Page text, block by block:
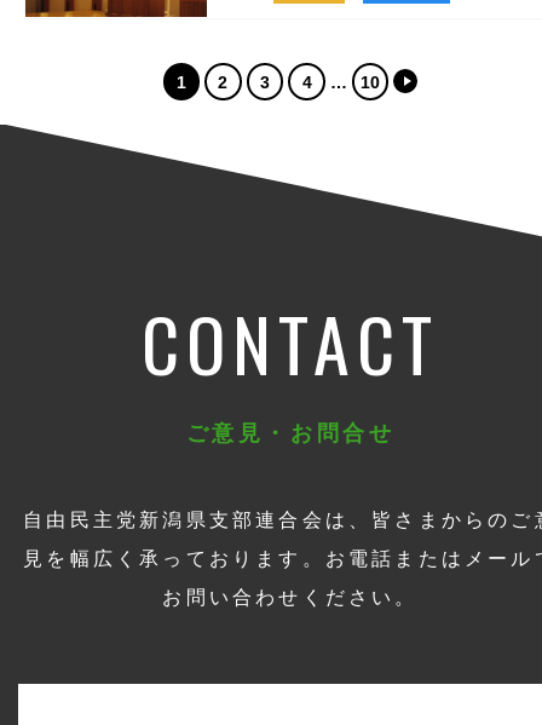
1 2 3 4 10
CONTACT
ご意見・お問合せ
自由民主党新潟県支部連合会は、皆さまからのご
見を幅広く承っております。お電話またはメール
お問い合わせください。